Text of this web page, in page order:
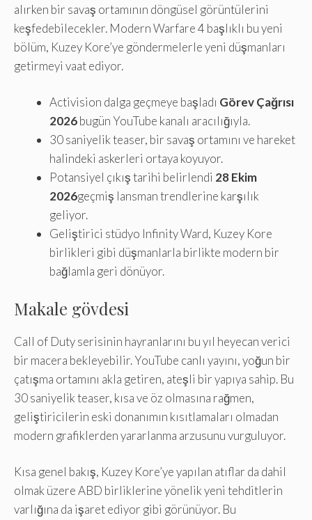
alırken bir savaş ortamının döngüsel görüntülerini
keşfedebilecekler. Modern Warfare 4 başlıklı bu yeni
bölüm, Kuzey Kore’ye göndermelerle yeni düşmanları
getirmeyi vaat ediyor.
Activision dalga geçmeye başladı Görev Çağrısı
2026bugün YouTube kanalı aracılığıyla.
30 saniyelik teaser, bir savaş ortamını ve hareket
halindeki askerleri ortaya koyuyor.
Potansiyel çıkış tarihi belirlendi 28 Ekim
2026geçmiş lansman trendlerine karşılık
geliyor.
Geliştirici stüdyo Infinity Ward, Kuzey Kore
birlikleri gibi düşmanlarla birlikte modern bir
bağlamla geri dönüyor.
Makale gövdesi
Call of Duty serisinin hayranlarını bu yıl heyecan verici
bir macera bekleyebilir. YouTube canlı yayını, yoğun bir
çatışma ortamını akla getiren, ateşli bir yapıya sahip. Bu
30 saniyelik teaser, kısa ve öz olmasına rağmen,
geliştiricilerin eski donanımın kısıtlamaları olmadan
modern grafiklerden yararlanma arzusunu vurguluyor.
Kısa genel bakış, Kuzey Kore’ye yapılan atıflar da dahil
olmak üzere ABD birliklerine yönelik yeni tehditlerin
varlığına da işaret ediyor gibi görünüyor. Bu